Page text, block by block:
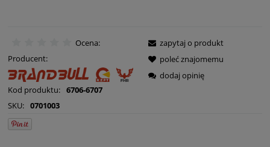
Ocena:
Producent:
Kod produktu: 6706-6707
SKU: 0701003
zapytaj o produkt
poleć znajomemu
dodaj opinię